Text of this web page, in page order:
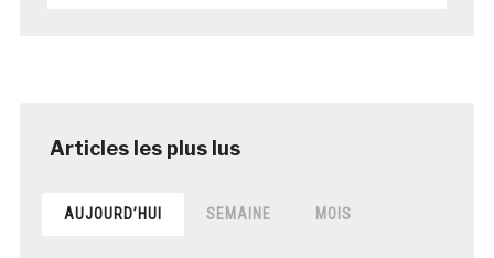
AUJOURD’HUI SEMAINE MOIS